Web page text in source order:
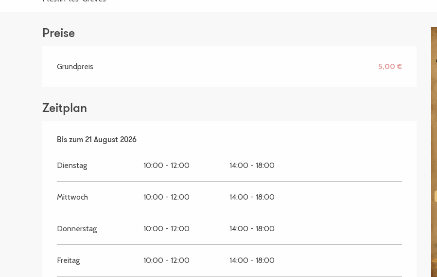
Preise
Grundpreis 5,00 €
Zeitplan
vom15 Juli 2026bis zum
Bis zum 21 August 2026
Dienstag 10:00 - 12:00 14:00 - 18:00
Mittwoch 10:00 - 12:00 14:00 - 18:00
Donnerstag 10:00 - 12:00 14:00 - 18:00
Freitag 10:00 - 12:00 14:00 - 18:00